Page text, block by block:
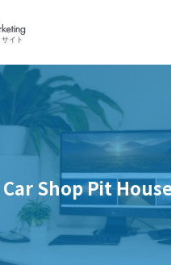
Shop Pit